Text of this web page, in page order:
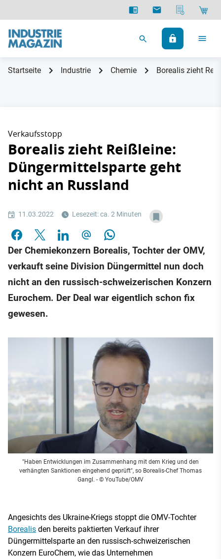
Startseite Industrie Chemie Borealis zieht
Verkaufsstopp
Borealis zieht Reißleine:
Düngermittelsparte geht
nicht an Russland
11.03.2022 Lesezeit: ca. 2 Minuten
Der Chemiekonzern Borealis, Tochter der OMV,
verkauft seine Division Düngermittel nun doch
nicht an den russisch-schweizerischen Konzern
Eurochem. Der Deal war eigentlich schon fix
gewesen.
"Haben Entwicklungen im Zusammenhang mit dem Krieg und den
verhängten Sanktionen eingehend geprüft", so Borealis-Chef Thomas
Gangl. - © YouTube/OMV
Angesichts des Ukraine-Kriegs stoppt die OMV-Tochter
Borealis den bereits paktierten Verkauf ihrer
Düngermittelsparte an den russisch-schweizerischen
Konzern EuroChem, wie das Unternehmen